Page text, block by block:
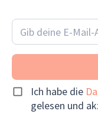
Ich habe die
gelesen und